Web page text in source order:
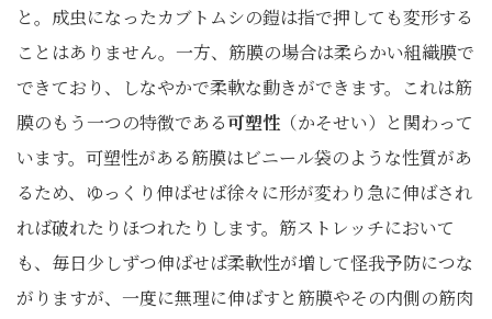
と。成虫になったカブトムシの鎧は指で押しても変形する
ことはありません。一方、筋膜の場合は柔らかい組織膜で
できており、しなやかで柔軟な動きができます。これは筋
膜のもう一つの特徴である可塑性 （かそせい）と関わって
います。可塑性がある筋膜はビニール袋のような性質があ
るため、ゆっくり伸ばせば徐々に形が変わり急に伸ばされ
れば破れたりほつれたりします。筋ストレッチにおいて
も、毎日少しずつ伸ばせば柔軟性が増して怪我予防につな
がりますが、一度に無理に伸ばすと筋膜やその内側の筋肉